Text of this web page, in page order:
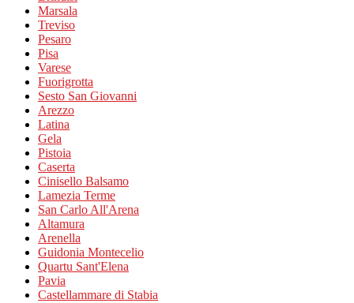
Marsala
Treviso
Pesaro
Pisa
Varese
Fuorigrotta
Sesto San Giovanni
Arezzo
Latina
Gela
Pistoia
Caserta
Cinisello Balsamo
Lamezia Terme
San Carlo All'Arena
Altamura
Arenella
Guidonia Montecelio
Quartu Sant'Elena
Pavia
Castellammare di Stabia